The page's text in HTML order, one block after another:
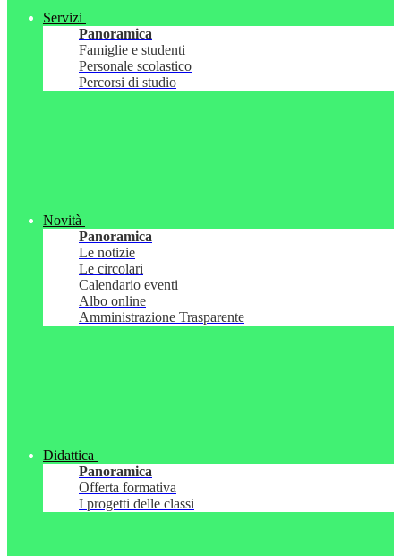
Servizi
Panoramica
Famiglie e studenti
Personale scolastico
Percorsi di studio
Novità
Panoramica
Le notizie
Le circolari
Calendario eventi
Albo online
Amministrazione Trasparente
Didattica
Panoramica
Offerta formativa
I progetti delle classi